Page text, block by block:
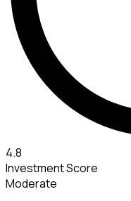
4.8
Investment Score
Moderate